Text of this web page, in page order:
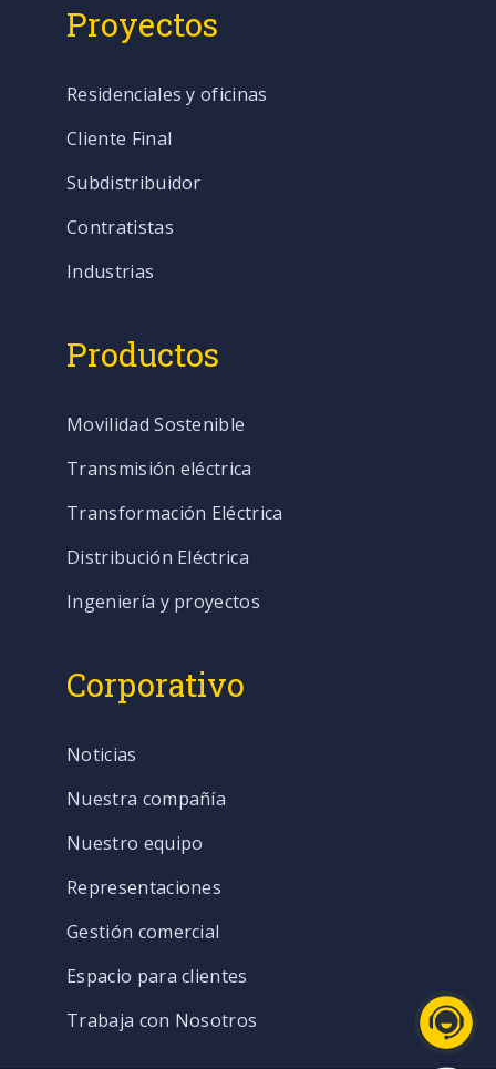
Proyectos
Residenciales y oficinas
Cliente Final
Subdistribuidor
Contratistas
Industrias
Productos
Movilidad Sostenible
Transmisión eléctrica
Transformación Eléctrica
Distribución Eléctrica
Ingeniería y proyectos
Corporativo
Noticias
Nuestra compañía
Nuestro equipo
Representaciones
Gestión comercial
Espacio para clientes
Trabaja con Nosotros